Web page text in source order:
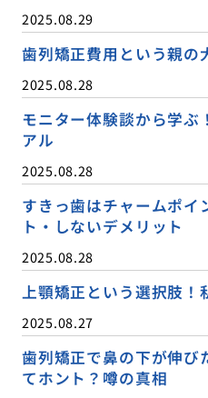
2025.08.29
歯列矯正費用という親の
2025.08.28
モニター体験談から学ぶ
アル
2025.08.28
すきっ歯はチャームポイ
ト・しないデメリット
2025.08.28
上顎矯正という選択肢！
2025.08.27
歯列矯正で鼻の下が伸び
てホント？噂の真相